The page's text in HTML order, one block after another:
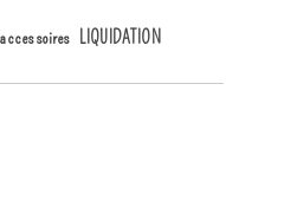
LIQUIDATION